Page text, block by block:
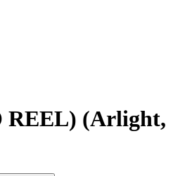
REEL) (Arlight,